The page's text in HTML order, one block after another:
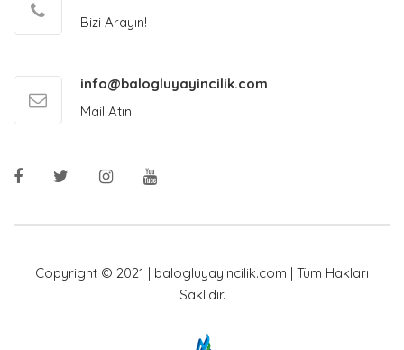
Bizi Arayın!
info@balogluyayincilik.com
Mail Atın!
Copyright © 2021 | balogluyayincilik.com | Tüm Hakları
Saklıdır.